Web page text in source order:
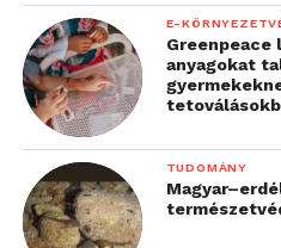
E-
anyagokat
TUDOMÁNY